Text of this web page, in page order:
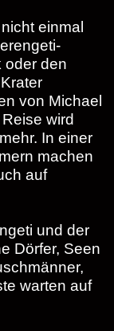
einmal
oder den
von Michael
wird
In einer
machen
auf
und der
Dörfer, Seen
warten auf